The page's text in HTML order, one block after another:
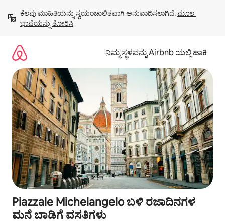
ಹೋಗಿ
ಕೆಲವು ಮಾಹಿತಿಯನ್ನು ಸ್ವಯಂಚಾಲಿತವಾಗಿ ಅನುವಾದಿಸಲಾಗಿದೆ. ಮೂಲ
ಭಾಷೆಯನ್ನು ತೋರಿಸಿ
ನಿಮ್ಮ ಸ್ಥಳವನ್ನು Airbnb ಯಲ್ಲಿ ಹಾಕಿ
Piazzale Michelangelo ಬಳಿ ರಜಾದಿನಗಳ
ಮನೆ ಬಾಡಿಗೆ ವಸತಿಗಳು